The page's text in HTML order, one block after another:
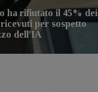
ha rifiutato il 45% dei
per sospetto
dell’IA